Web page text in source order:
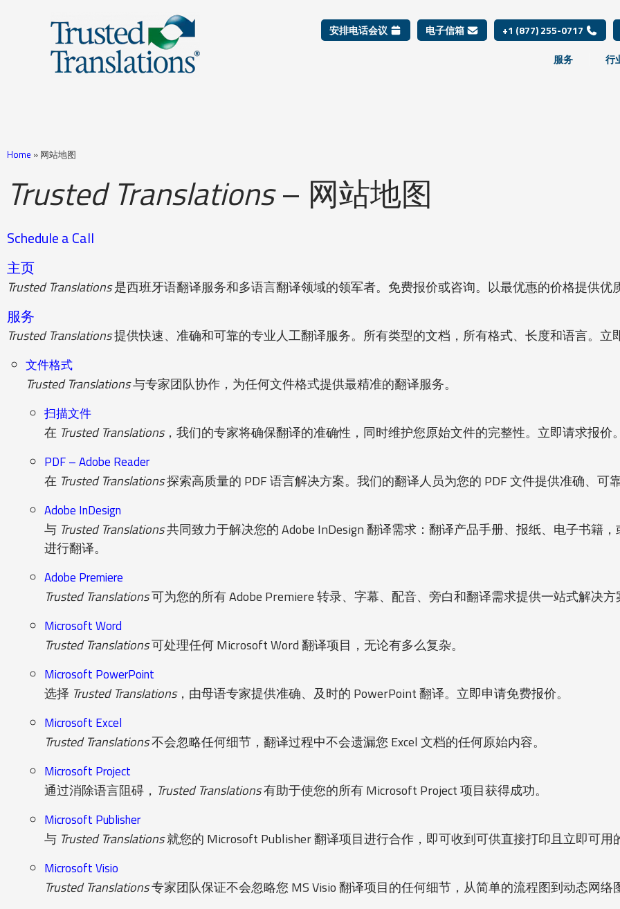
安排电话会议 电子信箱 +1 (877) 255-0717
服务 行
Home » 网站地图
Trusted Translations– 网站地图
Schedule a Call
主页
Trusted Translations是西班牙语翻译服务和多语言翻译领域的领军者。免费报价或咨询。以最优惠的价格提供优
服务
Trusted Translations提供快速、准确和可靠的专业人工翻译服务。所有类型的文档，所有格式、长度和语言。立
文件格式
Trusted Translations与专家团队协作，为任何文件格式提供最精准的翻译服务。
扫描文件
在 Trusted Translations，我们的专家将确保翻译的准确性，同时维护您原始文件的完整性。立即请求报价
PDF – Adobe Reader
在 Trusted Translations探索高质量的 PDF 语言解决方案。我们的翻译人员为您的 PDF 文件提供准确、可
Adobe InDesign
与 Trusted Translations共同致力于解决您的 Adobe InDesign 翻译需求：翻译产品手册、报纸、电子书籍
进行翻译。
Adobe Premiere
Trusted Translations可为您的所有 Adobe Premiere 转录、字幕、配音、旁白和翻译需求提供一站式解决方
Microsoft Word
Trusted Translations可处理任何 Microsoft Word 翻译项目，无论有多么复杂。
Microsoft PowerPoint
选择 Trusted Translations，由母语专家提供准确、及时的 PowerPoint 翻译。立即申请免费报价。
Microsoft Excel
Trusted Translations不会忽略任何细节，翻译过程中不会遗漏您 Excel 文档的任何原始内容。
Microsoft Project
通过消除语言阻碍， Trusted Translations有助于使您的所有 Microsoft Project 项目获得成功。
Microsoft Publisher
与 Trusted Translations就您的 Microsoft Publisher 翻译项目进行合作，即可收到可供直接打印且立即可用
Microsoft Visio
Trusted Translations专家团队保证不会忽略您 MS Visio 翻译项目的任何细节，从简单的流程图到动态网络